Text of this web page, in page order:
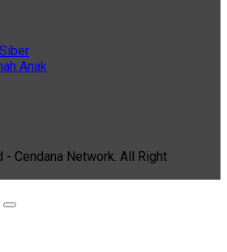
Anak
Cendana Network. All Right